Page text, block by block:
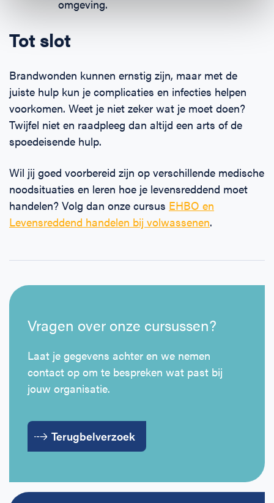
omgeving.
Tot slot
Brandwonden kunnen ernstig zijn, maar met de
juiste hulp kun je complicaties en infecties helpen
voorkomen. Weet je niet zeker wat je moet doen?
Twijfel niet en raadpleeg dan altijd een arts of de
spoedeisende hulp.
Wil jij goed voorbereid zijn op verschillende medische
noodsituaties en leren hoe je levensreddend moet
handelen? Volg dan onze cursus EHBO en
Levensreddend handelen bij volwassenen.
Vragen over onze cursussen?
Laat je gegevens achter en we nemen
contact op om te bespreken wat past bij
jouw organisatie.
Terugbelverzoek